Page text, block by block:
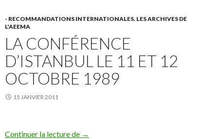
- RECOMMANDATIONS INTERNATIONALES, LES ARCHIVES DE
L'AEEMA
LA CONFÉRENCE
D’ISTANBUL LE 11 ET 12
OCTOBRE 1989
15 JANVIER 2011
Continuer la lecture de La Conférence d’Istanbul le 11 et 12
→